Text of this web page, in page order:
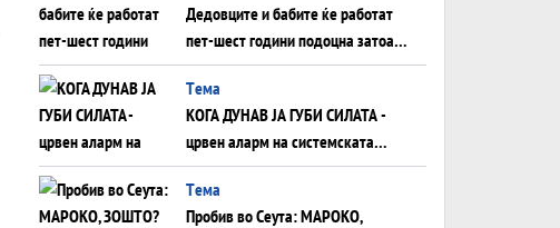
Дедовците и бабите ќе работат
пет-шест години подоцна затоа
што НЕМААТ ВНУЦИ ДА ГИ
ЗАМЕНАТ
Tема
КОГА ДУНАВ ЈА ГУБИ СИЛАТА -
црвен аларм на системската
плоча од јужна Германија до
Црното Море...
Tема
Пробив во Сеута: МАРОКО,